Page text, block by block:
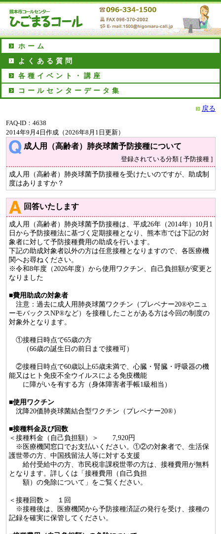
ホーム
よくある質問
各種イベント・講座
コールセンターデータ集
戻る
FAQ-ID：4638
2014年9月4日作成（2026年8月1日更新）
成人用（高齢者）肺炎球菌予防接種について
登録されている分類 [ 予防接種 ]
成人用（高齢者）肺炎球菌予防接種を受けたいのですが、助成制
度はありますか？
回答いたします
成人用（高齢者）肺炎球菌予防接種は、平成26年（2014年）10月1
日から予防接種法に基づく定期接種となり、熊本市では下記の対
象者に対して予防接種費用の助成を行います。
下記の助成対象者以外の方は任意接種となりますので、各医療機
関へお尋ねください。
※令和8年度（2026年度）から使用ワクチン、自己負担額が変更と
なりました
■費用助成の対象者
注意：過去に成人用肺炎球菌ワクチン（プレベナー20®やニュ
ーモバックスNP®など）を接種したことがある方は今回の制度の
対象外となります。
①接種日時点で65歳の方
（66歳の誕生日の前日まで接種可）
②接種日時点で60歳以上65歳未満で、心臓・腎臓・呼吸器の機
能又はヒト免疫不全ウイルスによる免疫機能
に障がいを有する方（身体障害者手帳1級相当）
■使用ワクチン
沈降20価肺炎球菌結合型ワクチン（プレベナー20®）
■接種料金及び回数
＜接種料金（自己負担額）＞ 7,920円
※医療機関窓口でお支払いください。①②の対象者で、生活保
護世帯の方、中国残留法人等に対する支援
給付受給中の方、市民税非課税世帯の方は、接種費用が無料
となります。詳しくは「接種費用（自己負担
額）の免除について」をご覧ください。
＜接種回数＞ １回
※接種後は、医療機関から予防接種済証の発行を受け、接種の
記録を確実に保管してください。